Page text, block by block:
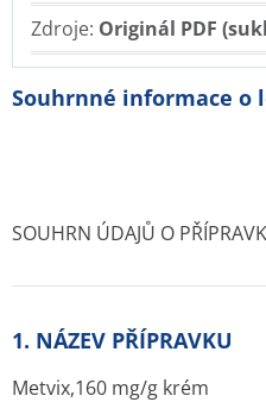
Zdroje: Originál PDF
Souhrnné informace o
SOUHRN ÚDAJŮ O
1. NÁZEV PŘÍPRAVKU
Metvix,160 mg/g krém